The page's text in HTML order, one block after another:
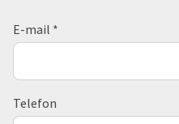
E-mail *
Telefon